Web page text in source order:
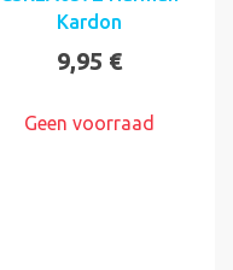
Kardon
9,95 €
Geen voorraad